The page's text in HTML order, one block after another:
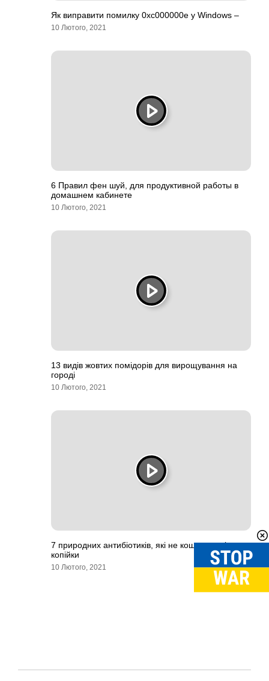
Як виправити помилку 0xc000000e у Windows –
10 Лютого, 2021
6 Правил фен шуй, для продуктивной работы в
домашнем кабинете
10 Лютого, 2021
13 видів жовтих помідорів для вирощування на
городі
10 Лютого, 2021
7 природних антибіотиків, які не коштують ні
копійки
10 Лютого, 2021